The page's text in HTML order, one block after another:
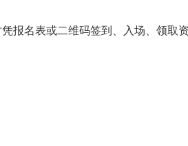
报名表或二维码签到、入场、领取资